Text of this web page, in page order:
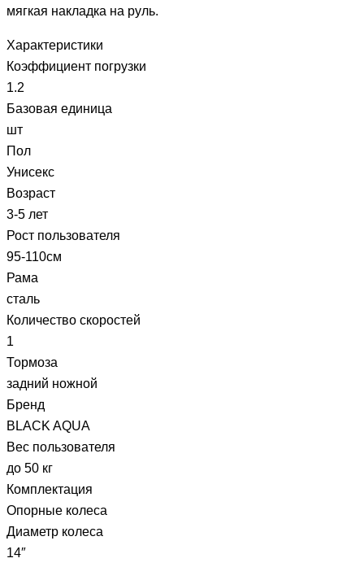
мягкая накладка на руль.
Характеристики
Коэффициент погрузки
1.2
Базовая единица
шт
Пол
Унисекс
Возраст
3-5 лет
Рост пользователя
95-110см
Рама
сталь
Количество скоростей
1
Тормоза
задний ножной
Бренд
BLACK AQUA
Вес пользователя
до 50 кг
Комплектация
Опорные колеса
Диаметр колеса
14″